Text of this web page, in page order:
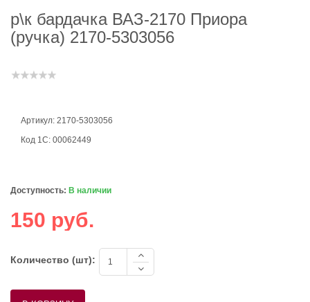
р\к бардачка ВАЗ-2170 Приора
(ручка) 2170-5303056
Артикул: 2170-5303056
Код 1С: 00062449
Доступность: В наличии
150 руб.
Количество (шт):